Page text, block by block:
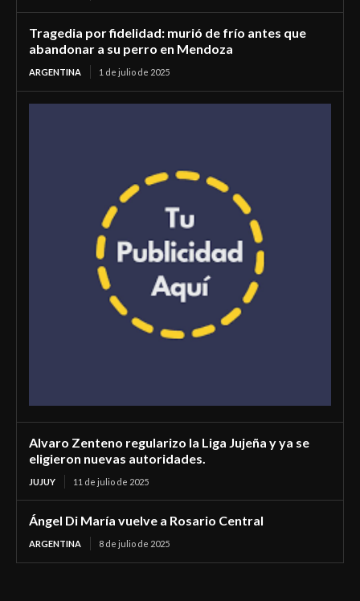
Tragedia por fidelidad: murió de frío antes que
abandonar a su perro en Mendoza
ARGENTINA 1 de julio de 2025
Alvaro Zenteno regularizo la Liga Jujeña y ya se
eligieron nuevas autoridades.
JUJUY 11 de julio de 2025
Ángel Di María vuelve a Rosario Central
ARGENTINA 8 de julio de 2025